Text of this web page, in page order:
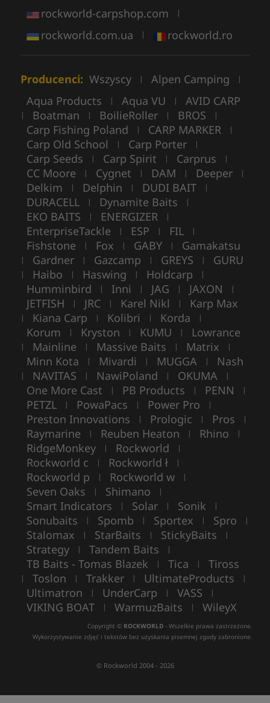
rockworld-carpshop.com |
rockworld.com.ua | rockworld.ro
Producenci: Wszyscy | Alpen Camping |
Aqua Products | Aqua VU | AVID CARP
| Boatman | BoilieRoller | BROS |
Carp Fishing Poland | CARP MARKER |
Carp Old School | Carp Porter |
Carp Seeds | Carp Spirit | Carprus |
CC Moore | Cygnet | DAM | Deeper |
Delkim | Delphin | DUDI BAIT |
DURACELL | Dynamite Baits |
EKO BAITS | ENERGIZER |
EnterpriseTackle | ESP | FIL |
Fishstone | Fox | GABY | Gamakatsu
| Gardner | Gazcamp | GREYS | GURU
| Haibo | Haswing | Holdcarp |
Humminbird | Inni | JAG | JAXON |
JETFISH | JRC | Karel Nikl | Karp Max
| Kiana Carp | Kolibri | Korda |
Korum | Kryston | KUMU | Lowrance
| Mainline | Massive Baits | Matrix |
Minn Kota | Mivardi | MUGGA | Nash
| NAVITAS | NawiPoland | OKUMA |
One More Cast | PB Products | PENN |
PETZL | PowaPacs | Power Pro |
Preston Innovations | Prologic | Pros |
Raymarine | Reuben Heaton | Rhino |
RidgeMonkey | Rockworld |
Rockworld c | Rockworld ł |
Rockworld p | Rockworld w |
Seven Oaks | Shimano |
Smart Indicators | Solar | Sonik |
Sonubaits | Spomb | Sportex | Spro |
Stalomax | StarBaits | StickyBaits |
Strategy | Tandem Baits |
TB Baits - Tomas Blazek | Tica | Tiross
| Toslon | Trakker | UltimateProducts |
Ultimatron | UnderCarp | VASS |
VIKING BOAT | WarmuzBaits | WileyX
Copyright © ROCKWORLD - Wszelkie prawa zastrzeżone.
Wykorzystywanie zdjęć i tekstów bez uzyskania pisemnej zgody zabronione.
© Rockworld 2004 - 2026